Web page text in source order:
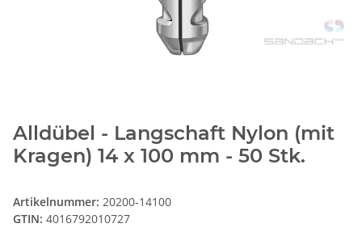
Alldübel - Langschaft Nylon (mit
Kragen) 14 x 100 mm - 50 Stk.
Artikelnummer: 20200-14100
GTIN: 4016792010727